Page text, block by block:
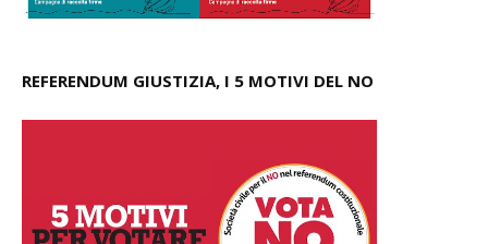
REFERENDUM GIUSTIZIA, I 5 MOTIVI DEL NO